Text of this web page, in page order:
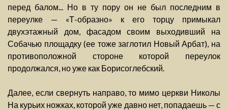
перед балом... Но в ту пору он не был последним в
переулке — «Т-образно» к его торцу примыкал
двухэтажный дом, фасадом своим выходивший на
Собачью площадку (ее тоже заглотил Новый Арбат), на
противоположной стороне которой переулок
продолжался, но уже как Борисоглебский.
Далее, если свернуть направо, то мимо церкви Николы
На курьих ножках, которой уже давно нет, попадаешь — с